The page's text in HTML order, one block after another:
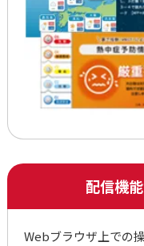
配信機
Webブラウザ上での